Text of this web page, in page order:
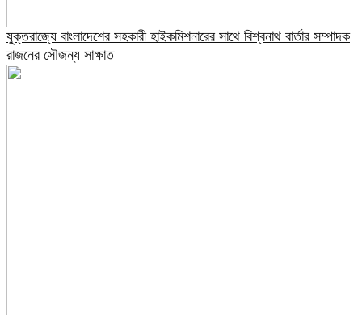
যুক্তরাজ্যে বাংলাদেশের সহকারী হাইকমিশনারের সাথে বিশ্বনাথ বার্তার সম্পাদক
রাজনের সৌজন্য সাক্ষাত